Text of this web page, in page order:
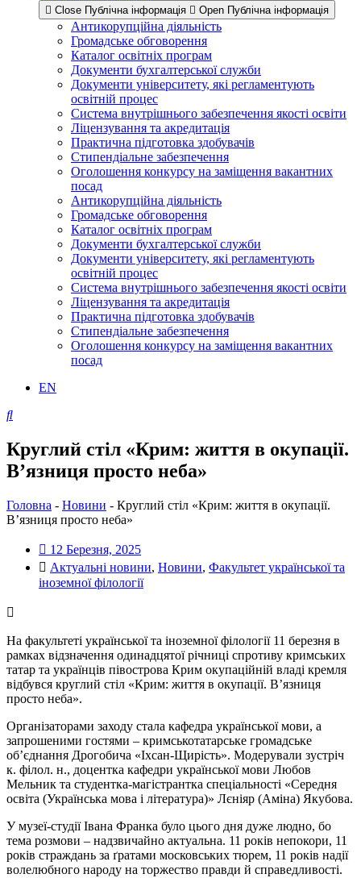
Close Публічна інформація Open Публічна інформація
Антикорупційна діяльність
Громадське обговорення
Каталог освітніх програм
Документи бухгалтерської служби
Документи університету, які регламентують
освітній процес
Система внутрішнього забезпечення якості освіти
Ліцензування та акредитація
Практична підготовка здобувачів
Стипендіальне забезпечення
Оголошення конкурсу на заміщення вакантних
посад
Антикорупційна діяльність
Громадське обговорення
Каталог освітніх програм
Документи бухгалтерської служби
Документи університету, які регламентують
освітній процес
Система внутрішнього забезпечення якості освіти
Ліцензування та акредитація
Практична підготовка здобувачів
Стипендіальне забезпечення
Оголошення конкурсу на заміщення вакантних
посад
EN
Круглий стіл «Крим: життя в окупації.
В’язниця просто неба»
Головна - Новини - Круглий стіл «Крим: життя в окупації.
В’язниця просто неба»
12 Березня, 2025
Актуальні новини, Новини, Факультет української та
іноземної філології
На факультеті української та іноземної філології 11 березня в
рамках відзначення одинадцятої річниці спротиву кримських
татар та українців півострова Крим окупаційній владі кремля
відбувся круглий стіл «Крим: життя в окупації. В’язниця
просто неба».
Організаторами заходу стала кафедра української мови, а
запрошеними гостями – кримськотатарське громадське
об’єднання Дрогобича «Іхсан-Щирість». Модерували зустріч
к. філол. н., доцентка кафедри української мови Любов
Мельник та студентка-магістрантка спеціальності «Середня
освіта (Українська мова і література)» Лєніяр (Аміна) Якубова.
У музеї-студії Івана Франка було цього дня дуже людно, бо
тема розмови – надзвичайно актуальна. 11 років непокори, 11
років страждань за ґратами московських тюрем, 11 років надії
волелюбного народу на торжество правди й справедливості.